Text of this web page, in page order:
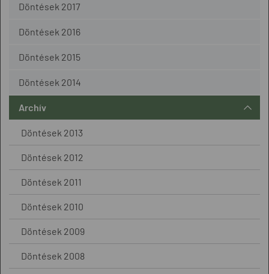
Döntések 2017
Döntések 2016
Döntések 2015
Döntések 2014
Archív
Döntések 2013
Döntések 2012
Döntések 2011
Döntések 2010
Döntések 2009
Döntések 2008